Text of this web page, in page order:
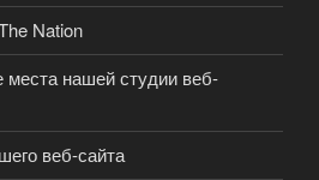
Nation
нашей студии веб-
веб-сайта